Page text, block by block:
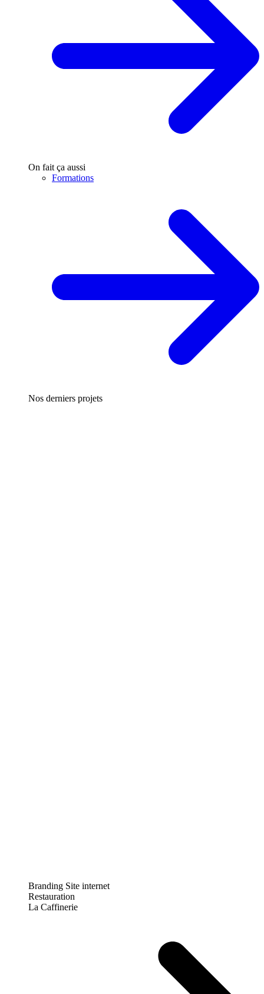
On fait ça aussi
Formations
Nos derniers projets
Branding Site internet
Restauration
La Caffinerie